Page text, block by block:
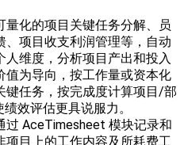
量化的项目关键任务分解、员
、项目收支利润管理等，自动
维度，分析项目产出和投入
值为导向，按工作量或资本化
键任务，按完成度计算项目/部
效评估更具说服力。
过 AceTimesheet 模块记录和
项目上的工作内容及所耗费工